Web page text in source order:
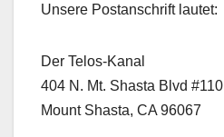
Unsere Postanschrift lautet:
Der Telos-Kanal
404 N. Mt. Shasta Blvd #110
Mount Shasta, CA 96067